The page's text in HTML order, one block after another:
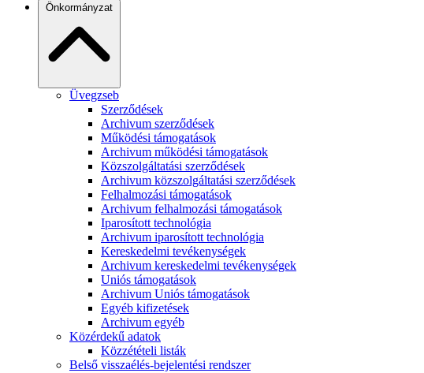
Önkormányzat
Üvegzseb
Szerződések
Archivum szerződések
Működési támogatások
Archivum működési támogatások
Közszolgáltatási szerződések
Archivum közszolgáltatási szerződések
Felhalmozási támogatások
Archivum felhalmozási támogatások
Iparosított technológia
Archivum iparosított technológia
Kereskedelmi tevékenységek
Archivum kereskedelmi tevékenységek
Uniós támogatások
Archivum Uniós támogatások
Egyéb kifizetések
Archivum egyéb
Közérdekű adatok
Közzétételi listák
Belső visszaélés-bejelentési rendszer